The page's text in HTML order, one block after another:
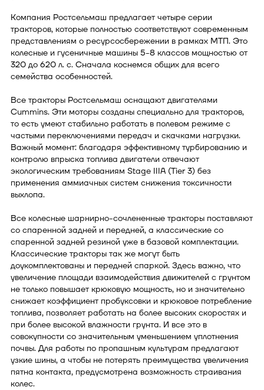
Компания Ростсельмаш предлагает четыре серии
тракторов, которые полностью соответствуют современным
представлениям о ресурсосбережении в рамках МТП. Это
колесные и гусеничные машины 5-8 классов мощностью от
320 до 620 л. с. Сначала коснемся общих для всего
семейства особенностей.
Все тракторы Ростсельмаш оснащают двигателями
Cummins. Эти моторы созданы специально для тракторов,
то есть умеют стабильно работать в полевом режиме с
частыми переключениями передач и скачками нагрузки.
Важный момент: благодаря эффективному турбированию и
контролю впрыска топлива двигатели отвечают
экологическим требованиям Stage IIIA (Tier 3) без
применения аммиачных систем снижения токсичности
выхлопа.
Все колесные шарнирно-сочлененные тракторы поставляют
со спаренной задней и передней, а классические со
спаренной задней резиной уже в базовой комплектации.
Классические тракторы так же могут быть
доукомплектованы и передней спаркой. Здесь важно, что
увеличение площади взаимодействия движителей с грунтом
не только повышает крюковую мощность, но и значительно
снижает коэффициент пробуксовки и крюковое потребление
топлива, позволяет работать на более высоких скоростях и
при более высокой влажности грунта. И все это в
совокупности со значительным уменьшением уплотнения
почвы. Для работы по пропашным культурам предлагают
узкие шины, а чтобы не потерять преимущества увеличения
пятна контакта, предусмотрена возможность страивания
колес.